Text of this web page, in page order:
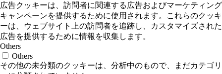
広告クッキーは、訪問者に関連する広告およびマーケティング
キャンペーンを提供するために使用されます。これらのクッキ
ーは、ウェブサイト上の訪問者を追跡し、カスタマイズされた
広告を提供するために情報を収集します。
Others
Others
その他の未分類のクッキーは、分析中のもので、まだカテゴリ